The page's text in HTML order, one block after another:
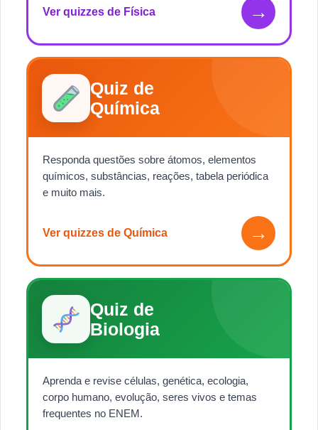
Ver quizzes de Física →
Quiz de
Química
Responda questões sobre átomos, elementos
químicos, substâncias, reações, tabela periódica
e muito mais.
Ver quizzes de Química →
Quiz de
Biologia
Aprenda e revise células, genética, ecologia,
corpo humano, evolução, seres vivos e temas
frequentes no ENEM.